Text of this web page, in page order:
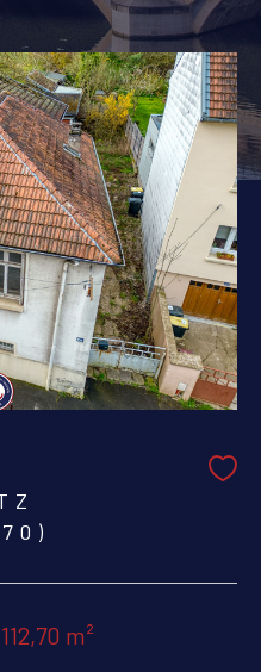
m²
4 5+
CRITÈRES
PAR
EXCLUSIVITÉS